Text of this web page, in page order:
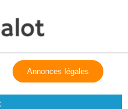
Annonces légales